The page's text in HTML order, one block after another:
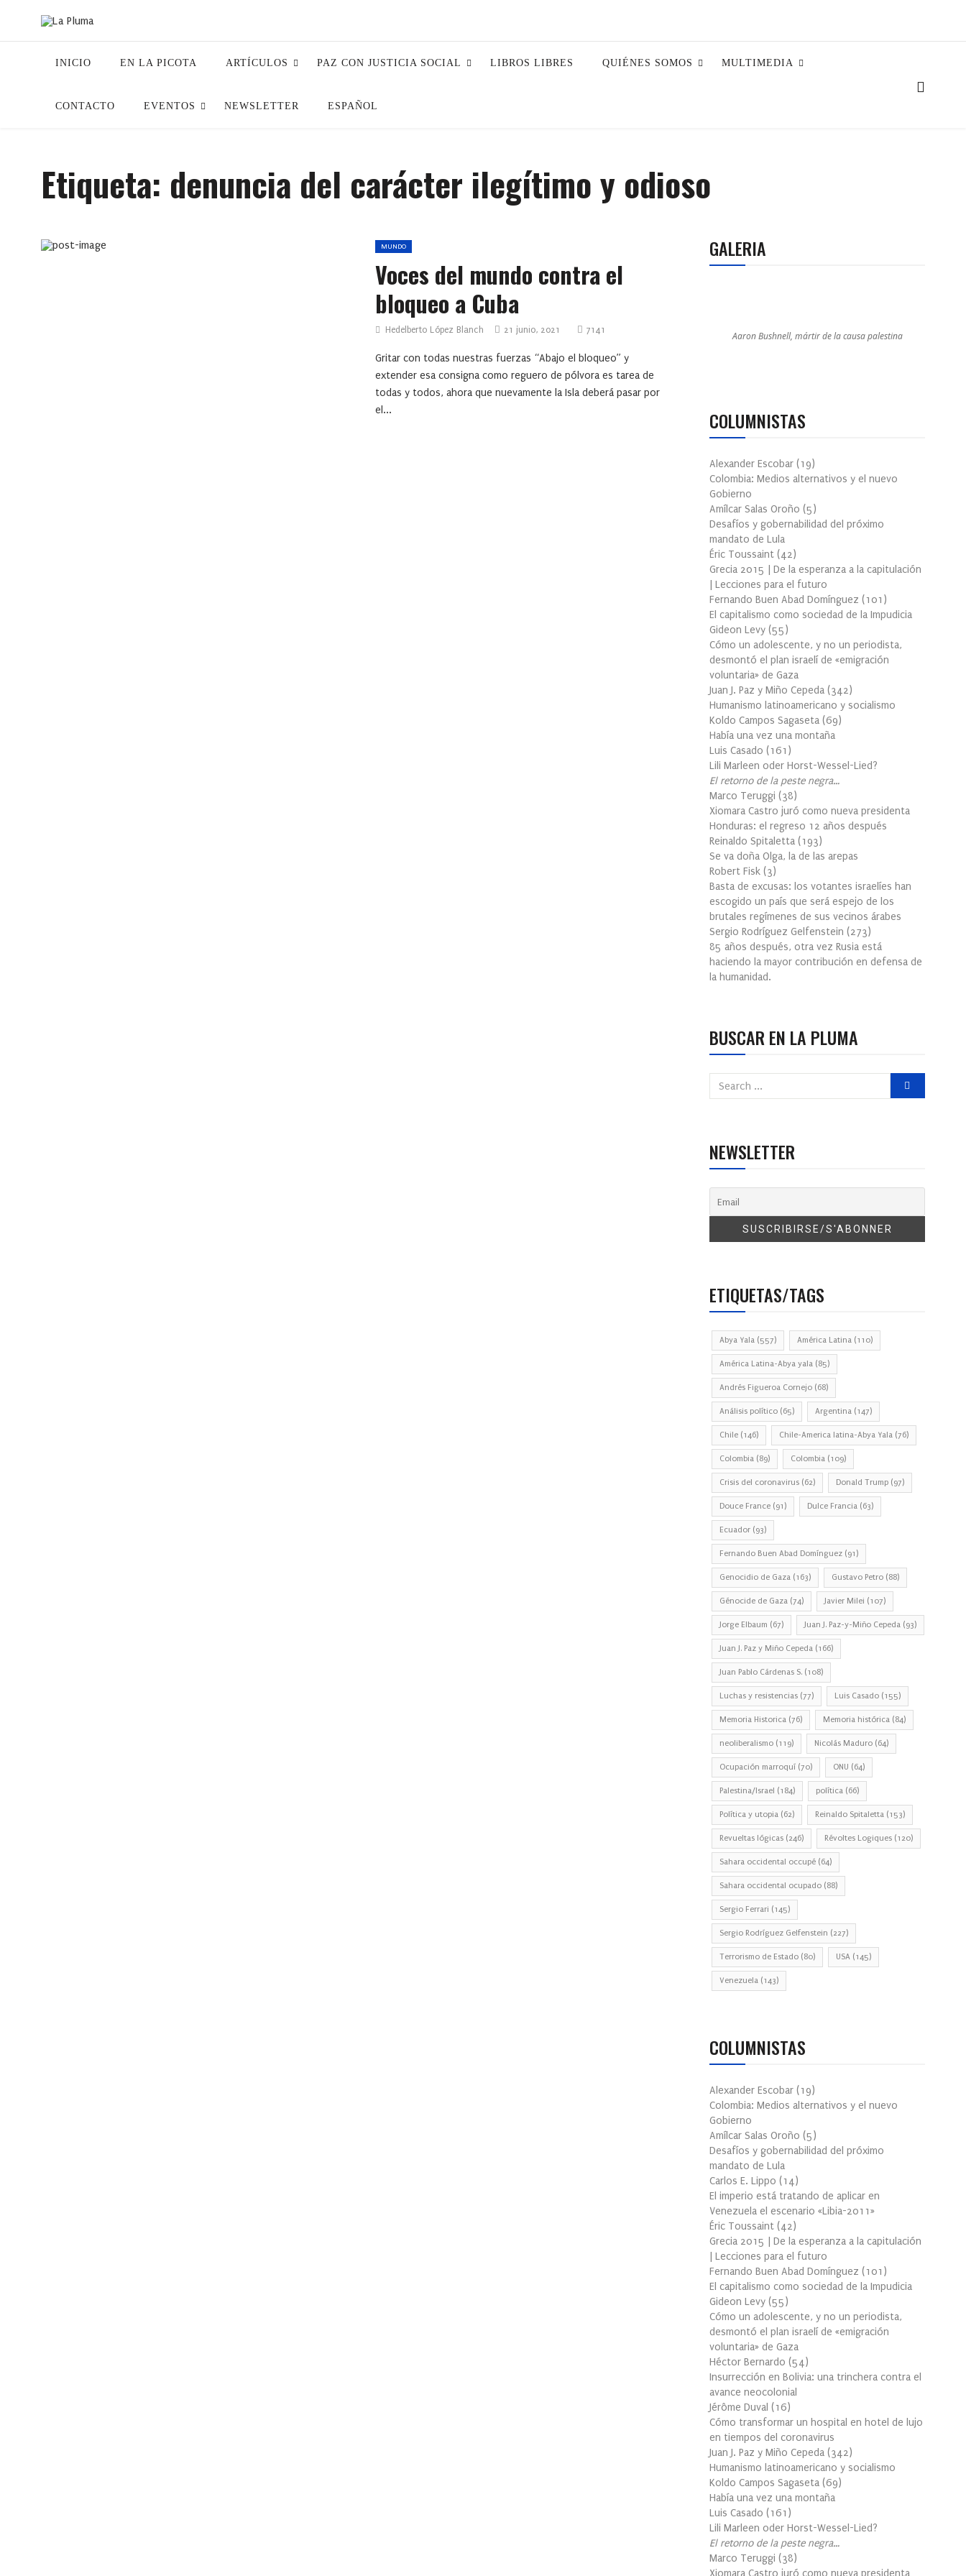
INICIO EN LA PICOTA ARTÍCULOS PAZ CON JUSTICIA SOCIAL LIBROS LIBRES QUIÉNES SOMOS MULTIMEDIA
CONTACTO EVENTOS NEWSLETTER ESPAÑOL
Etiqueta: denuncia del carácter ilegítimo y odioso
MUNDO
Voces del mundo contra el
bloqueo a Cuba
Hedelberto López Blanch 21 junio, 2021 7141
Gritar con todas nuestras fuerzas “Abajo el bloqueo” y
extender esa consigna como reguero de pólvora es tarea de
todas y todos, ahora que nuevamente la Isla deberá pasar por
el...
GALERIA
Aaron Bushnell, mártir de la causa palestina
COLUMNISTAS
Alexander Escobar (19)
Colombia: Medios alternativos y el nuevo
Gobierno
Amílcar Salas Oroño (5)
Desafíos y gobernabilidad del próximo
mandato de Lula
Éric Toussaint (42)
Grecia 2015 | De la esperanza a la capitulación
| Lecciones para el futuro
Fernando Buen Abad Domínguez (101 )
El capitalismo como sociedad de la Impudicia
Gideon Levy (55)
Cómo un adolescente, y no un periodista,
desmontó el plan israelí de «emigración
voluntaria» de Gaza
Juan J. Paz y Miño Cepeda (342)
Humanismo latinoamericano y socialismo
Koldo Campos Sagaseta (69)
Había una vez una montaña
Luis Casado (161 )
Lili Marleen oder Horst-Wessel-Lied?
El retorno de la peste negra…
Marco Teruggi (38)
Xiomara Castro juró como nueva presidenta
Honduras: el regreso 12 años después
Reinaldo Spitaletta (193)
Se va doña Olga, la de las arepas
Robert Fisk (3)
Basta de excusas: los votantes israelíes han
escogido un país que será espejo de los
brutales regímenes de sus vecinos árabes
Sergio Rodríguez Gelfenstein (273)
85 años después, otra vez Rusia está
haciendo la mayor contribución en defensa de
la humanidad.
BUSCAR EN LA PLUMA
NEWSLETTER
ETIQUETAS/TAGS
Abya Yala (557) América Latina (110)
América Latina-Abya yala (85)
Andrés Figueroa Cornejo (68)
Análisis político (65) Argentina (147)
Chile (146) Chile-America latina-Abya Yala (76)
Colombia (89) Colombia (109)
Crisis del coronavirus (62) Donald Trump (97)
Douce France (91) Dulce Francia (63)
Ecuador (93)
Fernando Buen Abad Domínguez (91)
Genocidio de Gaza (163) Gustavo Petro (88)
Génocide de Gaza (74) Javier Milei (107)
Jorge Elbaum (67) Juan J. Paz-y-Miño Cepeda (93)
Juan J. Paz y Miño Cepeda (166)
Juan Pablo Cárdenas S. (108)
Luchas y resistencias (77) Luis Casado (155)
Memoria Historica (76) Memoria histórica (84)
neoliberalismo (119) Nicolás Maduro (64)
Ocupación marroquí (70) ONU (64)
Palestina/Israel (184) política (66)
Política y utopia (62) Reinaldo Spitaletta (153)
Revueltas lógicas (246) Révoltes Logiques (120)
Sahara occidental occupé (64)
Sahara occidental ocupado (88)
Sergio Ferrari (145)
Sergio Rodríguez Gelfenstein (227)
Terrorismo de Estado (80) USA (145)
Venezuela (143)
COLUMNISTAS
Alexander Escobar (19)
Colombia: Medios alternativos y el nuevo
Gobierno
Amílcar Salas Oroño (5)
Desafíos y gobernabilidad del próximo
mandato de Lula
Carlos E. Lippo (14)
El imperio está tratando de aplicar en
Venezuela el escenario «Libia-2011»
Éric Toussaint (42)
Grecia 2015 | De la esperanza a la capitulación
| Lecciones para el futuro
Fernando Buen Abad Domínguez (101 )
El capitalismo como sociedad de la Impudicia
Gideon Levy (55)
Cómo un adolescente, y no un periodista,
desmontó el plan israelí de «emigración
voluntaria» de Gaza
Héctor Bernardo (54)
Insurrección en Bolivia: una trinchera contra el
avance neocolonial
Jérôme Duval (16)
Cómo transformar un hospital en hotel de lujo
en tiempos del coronavirus
Juan J. Paz y Miño Cepeda (342)
Humanismo latinoamericano y socialismo
Koldo Campos Sagaseta (69)
Había una vez una montaña
Luis Casado (161 )
Lili Marleen oder Horst-Wessel-Lied?
El retorno de la peste negra…
Marco Teruggi (38)